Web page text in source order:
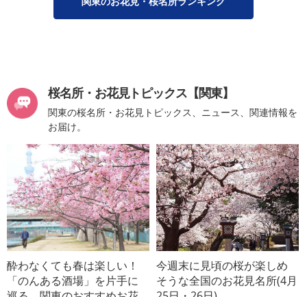
桜名所・お花見トピックス【関東】
関東の桜名所・お花見トピックス、ニュース、関連情報を
お届け。
酔わなくても春は楽しい！
「のんある酒場」を片手に
今週末に見頃の桜が楽しめ
そうな全国のお花見名所(4月